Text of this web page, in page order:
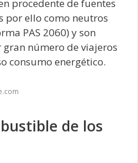
procedente de fuentes
por ello como neutros
PAS 2060) y son
número de viajeros
consumo energético.
de los